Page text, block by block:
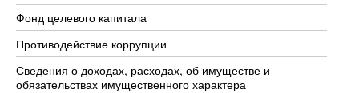
Фонд целевого капитала
Противодействие коррупции
Сведения о доходах, расходах, об имуществе и
обязательствах имущественного характера